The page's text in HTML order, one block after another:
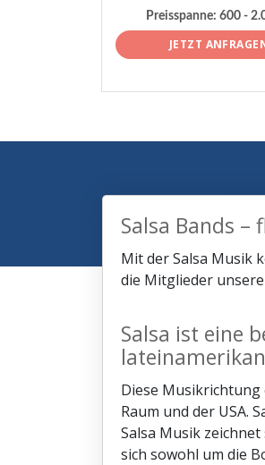
Preisspanne: 600 -
JETZT
Salsa Bands
Mit der Salsa Musik
die Mitglieder
Salsa ist eine
Diese Musikrichtung
Raum und der USA.
Salsa Musik
sich sowohl um die